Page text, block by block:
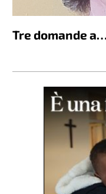
Tre domande